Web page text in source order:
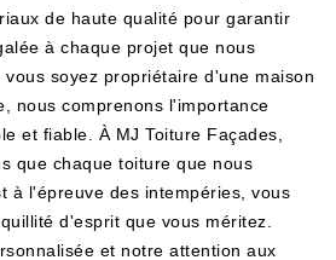
de haute qualité pour garantir
à chaque projet que nous
soyez propriétaire d'une maison
nous comprenons l'importance
et fiable. À MJ Toiture Façades,
que chaque toiture que nous
à l'épreuve des intempéries, vous
d'esprit que vous méritez.
et notre attention aux